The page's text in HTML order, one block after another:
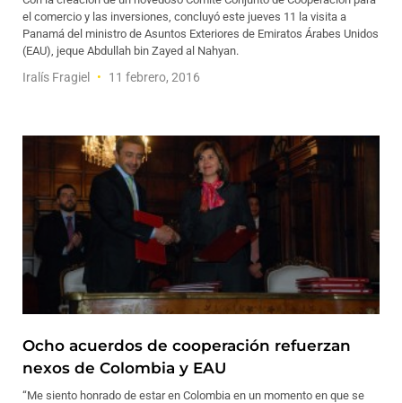
el comercio y las inversiones, concluyó este jueves 11 la visita a
Panamá del ministro de Asuntos Exteriores de Emiratos Árabes Unidos
(EAU), jeque Abdullah bin Zayed al Nahyan.
Iralís Fragiel 11 febrero, 2016
Ocho acuerdos de cooperación refuerzan
nexos de Colombia y EAU
“Me siento honrado de estar en Colombia en un momento en que se